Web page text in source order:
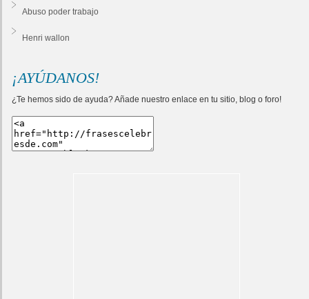
Abuso poder trabajo
Henri wallon
¡AYÚDANOS!
¿Te hemos sido de ayuda? Añade nuestro enlace en tu sitio, blog o foro!